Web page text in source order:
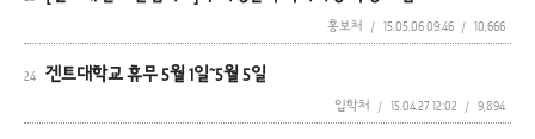
홍보처 / 15.05.06 09:46 / 10,666
24 겐트대학교 휴무 5월 1일~5월 5일
입학처 / 15.04.27 12:02 / 9,894